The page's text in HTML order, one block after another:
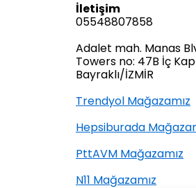
İletişim
05548807858
Adalet mah. Manas
Towers no: 47B İç
Bayraklı/İZMİR
Trendyol Mağazamız
Hepsiburada
PttAVM Mağazamız
N11 Mağazamız